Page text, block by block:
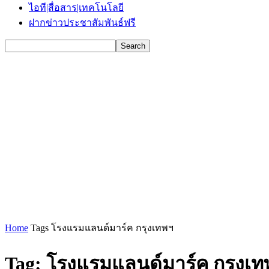
ไอที|สื่อสาร|เทคโนโลยี
ฝากข่าวประชาสัมพันธ์ฟรี
Home Tags โรงแรมแลนด์มาร์ค กรุงเทพฯ
Tag: โรงแรมแลนด์มาร์ค กรุงเ